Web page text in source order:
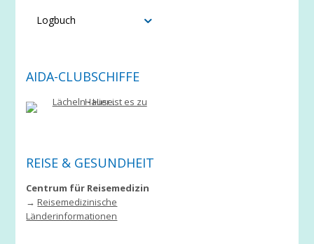
Logbuch
AIDA-CLUBSCHIFFE
REISE & GESUNDHEIT
Centrum für Reisemedizin
→Reisemedizinische
Länderinformationen